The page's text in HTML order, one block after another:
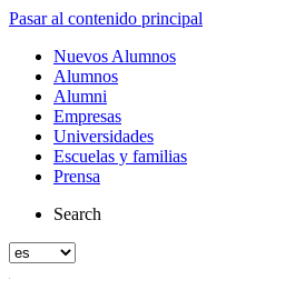
Pasar al contenido principal
Nuevos Alumnos
Alumnos
Alumni
Empresas
Universidades
Escuelas y familias
Prensa
Search